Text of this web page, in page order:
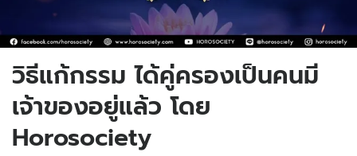
วิธีแก้กรรม ได้คู่ครองเป็นคนมี
เจ้าของอยู่แล้ว โดย
Horosociety